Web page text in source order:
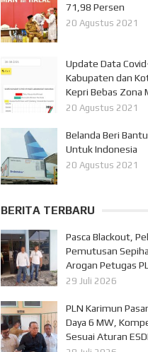
71,98 Persen
20 Agustus 2021
Update Data
Kabupaten dan
Kepri Bebas Zona
20 Agustus 2021
Belanda Beri
Untuk Indonesia
20 Agustus 2021
BERITA TERBARU
Pasca Blackout,
Pemutusan
Arogan Petugas
29 Juli 2026
PLN Karimun
Daya 6 MW,
Sesuai Aturan